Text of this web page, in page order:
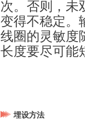
次。否则，未
变得不稳定。
线圈的灵敏度
长度要尽可能
埋设方法